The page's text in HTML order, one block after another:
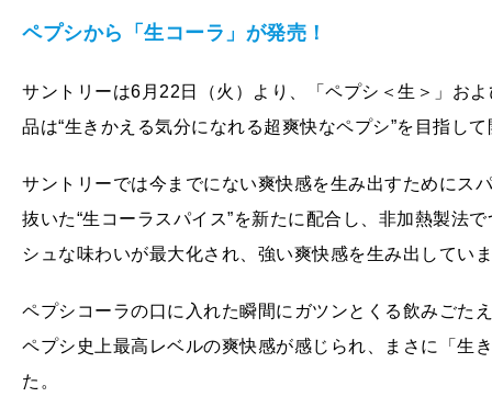
ペプシから「生コーラ」が発売！
サントリーは6月22日（火）より、「ペプシ＜生＞」お
品は“生きかえる気分になれる超爽快なペプシ”を目指し
サントリーでは今までにない爽快感を生み出すためにス
抜いた“生コーラスパイス”を新たに配合し、非加熱製法
シュな味わいが最大化され、強い爽快感を生み出してい
ペプシコーラの口に入れた瞬間にガツンとくる飲みごた
ペプシ史上最高レベルの爽快感が感じられ、まさに「生
た。